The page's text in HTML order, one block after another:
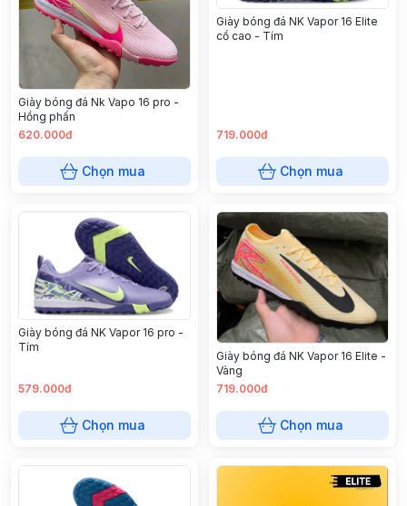
Giày bóng đá Nk Vapo 16 pro -
Hồng phấn
620.000đ
Chọn mua
Giày bóng đá NK Vapor 16 Elite
cổ cao - Tím
719.000đ
Chọn mua
Giày bóng đá NK Vapor 16 pro -
Tím
579.000đ
Chọn mua
Giày bóng đá NK Vapor 16 Elite -
Vàng
719.000đ
Chọn mua